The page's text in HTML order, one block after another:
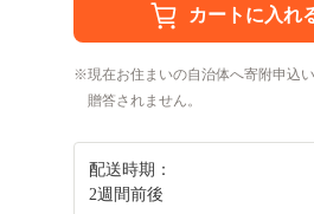
現在お住まいの自治体へ寄附申込
贈答されません。
配送時期：
2週間前後